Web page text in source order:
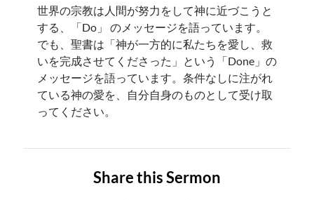
世界の宗教は人間が努力をして神に近づこうと
する、「Do」 のメッセージを語っています。
でも、聖書は「神が一方的に私たちを愛し、救
いを完成させてくださった」という「Done」の
メッセージを語っています。条件なしに注がれ
ている神の愛を、自分自身のものとして受け取
ってください。
Share this Sermon